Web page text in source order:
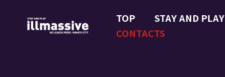
TOP STAY AND PLAY
CONTACTS